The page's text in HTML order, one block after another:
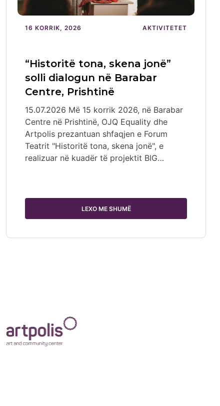
16 KORRIK, 2026 AKTIVITETET
“Historitë tona, skena jonë”
solli dialogun në Barabar
Centre, Prishtinë
15.07.2026 Më 15 korrik 2026, në Barabar
Centre në Prishtinë, OJQ Equality dhe
Artpolis prezantuan shfaqjen e Forum
Teatrit "Historitë tona, skena jonë", e
realizuar në kuadër të projektit BIG…
LEXO ME SHUMË